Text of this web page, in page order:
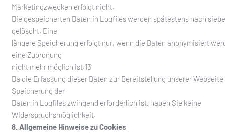
Marketingzwecken erfolgt nicht.
Die gespeicherten Daten in Logfiles werden spätestens nach
gelöscht. Eine
längere Speicherung erfolgt nur, wenn die Daten anonymisiert
eine Zuordnung
nicht mehr möglich ist.13
Da die Erfassung dieser Daten zur Bereitstellung unserer
Speicherung der
Daten in Logfiles zwingend erforderlich ist, haben Sie keine
Widerspruchsmöglichkeit.
8. Allgemeine Hinweise zu Cookies